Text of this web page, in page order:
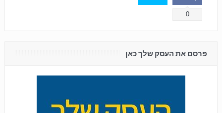
0
פרסם את העסק שלך כאן